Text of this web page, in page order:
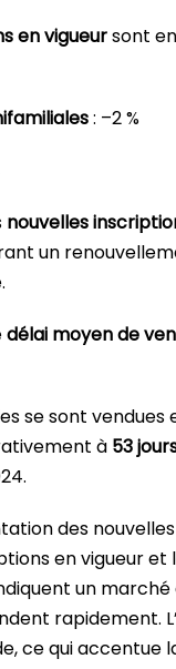
en vigueursont
: –2 %
nouvelles
un
délai moyen de
se sont vendues
à 53
des
en vigueur
un marché
rapidement.
ce qui accentue